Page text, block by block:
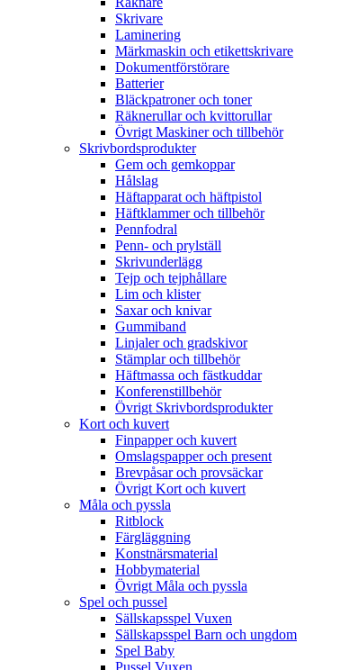
Skrivare
Laminering
Märkmaskin och etikettskrivare
Dokumentförstörare
Batterier
Bläckpatroner och toner
Räknerullar och kvittorullar
Övrigt Maskiner och tillbehör
Skrivbordsprodukter
Gem och gemkoppar
Hålslag
Häftapparat och häftpistol
Häftklammer och tillbehör
Pennfodral
Penn- och prylställ
Skrivunderlägg
Tejp och tejphållare
Lim och klister
Saxar och knivar
Gummiband
Linjaler och gradskivor
Stämplar och tillbehör
Häftmassa och fästkuddar
Konferenstillbehör
Övrigt Skrivbordsprodukter
Kort och kuvert
Finpapper och kuvert
Omslagspapper och present
Brevpåsar och provsäckar
Övrigt Kort och kuvert
Måla och pyssla
Ritblock
Färgläggning
Konstnärsmaterial
Hobbymaterial
Övrigt Måla och pyssla
Spel och pussel
Sällskapsspel Vuxen
Sällskapsspel Barn och ungdom
Spel Baby
Pussel Vuxen